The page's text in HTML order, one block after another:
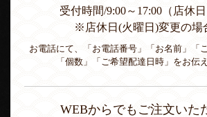
受付時間/9:00～17:00（店休日
※店休日(火曜日)変更の場
お電話にて、「お電話番号」「お名前」「
「個数」「ご希望配達日時」をお伝
WEBからでもご注文いた